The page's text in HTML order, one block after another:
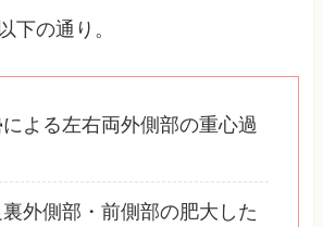
下の通り。
よる左右両外側部の重心過
外側部・前側部の肥大した